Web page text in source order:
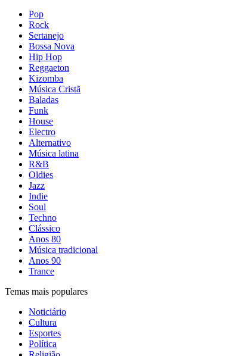
Pop
Rock
Sertanejo
Bossa Nova
Hip Hop
Reggaeton
Kizomba
Música Cristã
Baladas
Funk
House
Electro
Alternativo
Música latina
R&B
Oldies
Jazz
Indie
Soul
Techno
Clássico
Anos 80
Música tradicional
Anos 90
Trance
Temas mais populares
Noticiário
Cultura
Esportes
Política